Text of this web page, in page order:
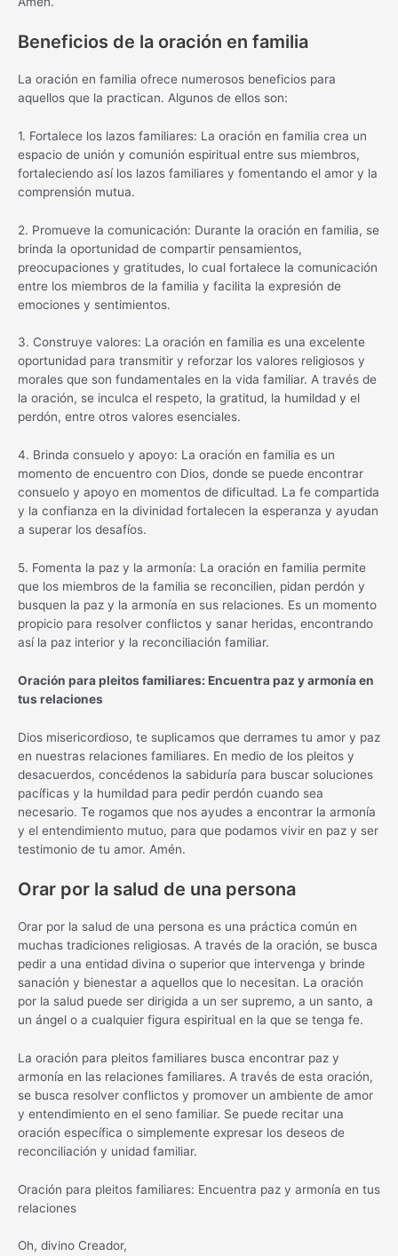
Beneficios de la oración en familia
La oración en familia ofrece numerosos beneficios para
aquellos que la practican. Algunos de ellos son:
1. Fortalece los lazos familiares: La oración en familia crea un
espacio de unión y comunión espiritual entre sus miembros,
fortaleciendo así los lazos familiares y fomentando el amor y la
comprensión mutua.
2. Promueve la comunicación: Durante la oración en familia, se
brinda la oportunidad de compartir pensamientos,
preocupaciones y gratitudes, lo cual fortalece la comunicación
entre los miembros de la familia y facilita la expresión de
emociones y sentimientos.
3. Construye valores: La oración en familia es una excelente
oportunidad para transmitir y reforzar los valores religiosos y
morales que son fundamentales en la vida familiar. A través de
la oración, se inculca el respeto, la gratitud, la humildad y el
perdón, entre otros valores esenciales.
4. Brinda consuelo y apoyo: La oración en familia es un
momento de encuentro con Dios, donde se puede encontrar
consuelo y apoyo en momentos de dificultad. La fe compartida
y la confianza en la divinidad fortalecen la esperanza y ayudan
a superar los desafíos.
5. Fomenta la paz y la armonía: La oración en familia permite
que los miembros de la familia se reconcilien, pidan perdón y
busquen la paz y la armonía en sus relaciones. Es un momento
propicio para resolver conflictos y sanar heridas, encontrando
así la paz interior y la reconciliación familiar.
Oración para pleitos familiares: Encuentra paz y armonía en
tus relaciones
Dios misericordioso, te suplicamos que derrames tu amor y paz
en nuestras relaciones familiares. En medio de los pleitos y
desacuerdos, concédenos la sabiduría para buscar soluciones
pacíficas y la humildad para pedir perdón cuando sea
necesario. Te rogamos que nos ayudes a encontrar la armonía
y el entendimiento mutuo, para que podamos vivir en paz y ser
testimonio de tu amor. Amén.
Orar por la salud de una persona
Orar por la salud de una persona es una práctica común en
muchas tradiciones religiosas. A través de la oración, se busca
pedir a una entidad divina o superior que intervenga y brinde
sanación y bienestar a aquellos que lo necesitan. La oración
por la salud puede ser dirigida a un ser supremo, a un santo, a
un ángel o a cualquier figura espiritual en la que se tenga fe.
La oración para pleitos familiares busca encontrar paz y
armonía en las relaciones familiares. A través de esta oración,
se busca resolver conflictos y promover un ambiente de amor
y entendimiento en el seno familiar. Se puede recitar una
oración específica o simplemente expresar los deseos de
reconciliación y unidad familiar.
Oración para pleitos familiares: Encuentra paz y armonía en tus
relaciones
Oh, divino Creador,